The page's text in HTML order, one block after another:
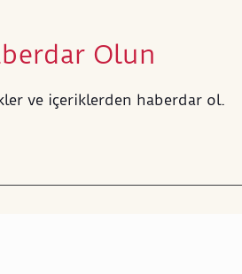
Olun
ve içeriklerden haberdar ol.